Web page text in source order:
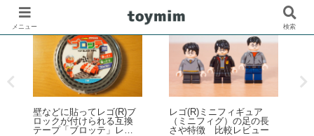
壁などに貼ってレゴ(R)ブ
ロックが付けられる互換
テープ「ブロッテ」レビ
レゴ(R)ミニフィギュア
（ミニフィグ）の足の長
さや特徴 比較レビュー
メニュー 検索